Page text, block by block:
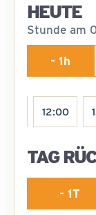
HEUTE
Stunde am
- 1h
12:00
TAG
- 1T